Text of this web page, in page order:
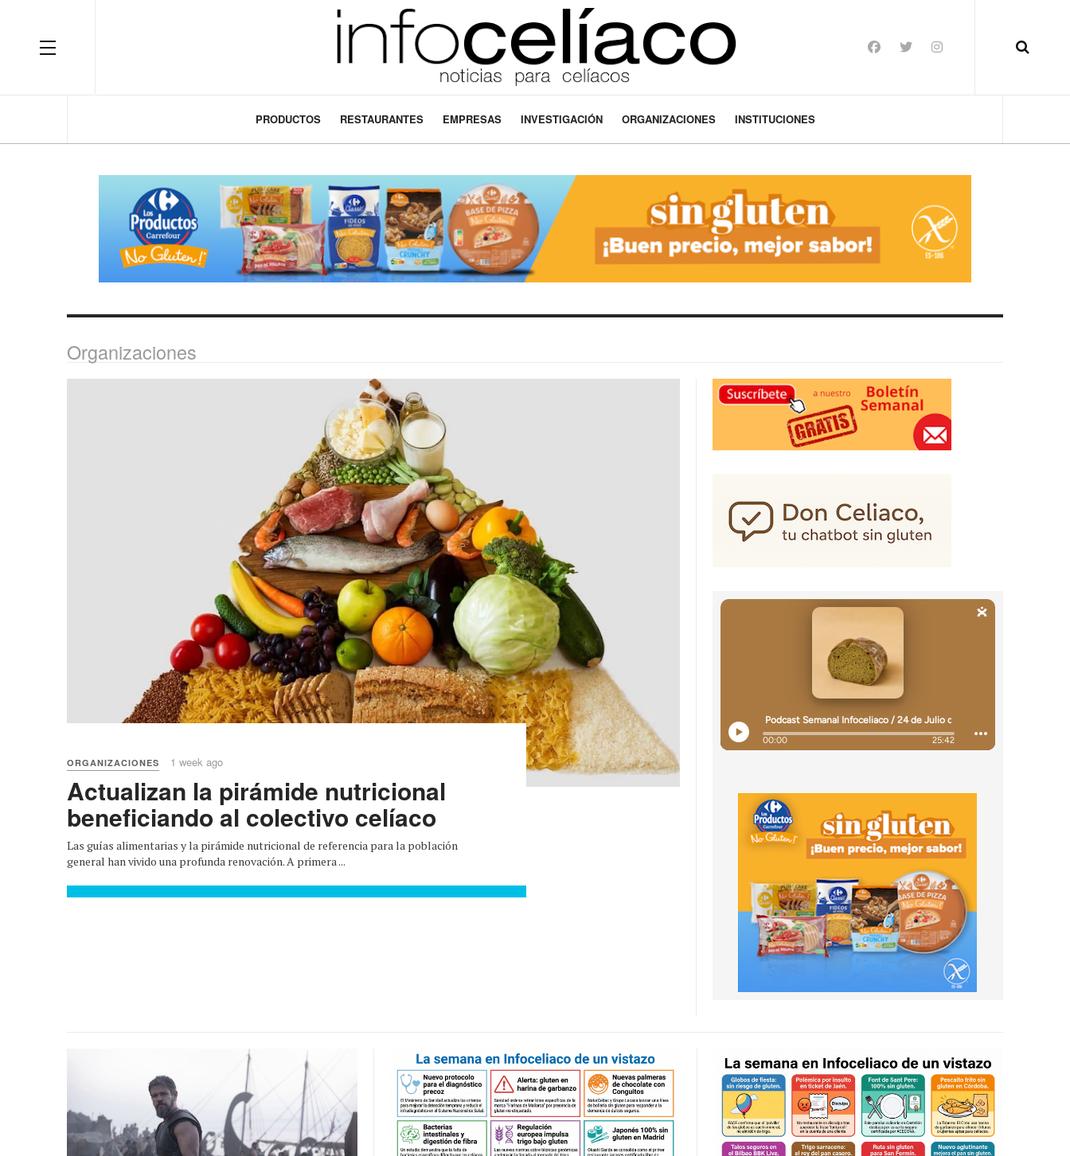
OFF CANVAS
PRODUCTOS RESTAURANTES EMPRESAS INVESTIGACIÓN ORGANIZACIONES INSTITUCIONES
Organizaciones
ORGANIZACIONES 1 week ago
Actualizan la pirámide nutricional
beneficiando al colectivo celíaco
Las guías alimentarias y la pirámide nutricional de referencia para la población
general han vivido una profunda renovación. A primera ...